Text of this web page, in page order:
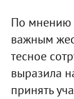
По мнению
важным
тесное
выразила
принять